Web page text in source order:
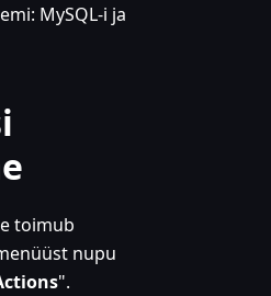
MySQL-i ja
toimub
nupu
".